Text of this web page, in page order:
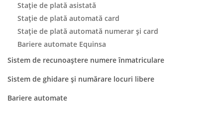
Staţie de plată asistată
Stație de plată automată card
Stație de plată automată numerar și card
Bariere automate Equinsa
Sistem de recunoaștere numere înmatriculare
Sistem de ghidare și numărare locuri libere
Bariere automate